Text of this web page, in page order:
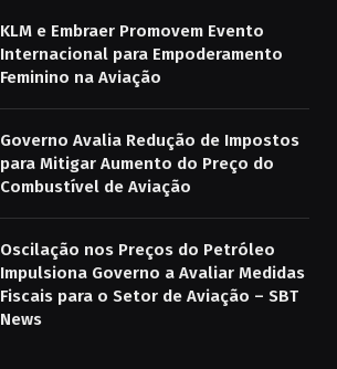
KLM e Embraer Promovem Evento
Internacional para Empoderamento
Feminino na Aviação
Governo Avalia Redução de Impostos
para Mitigar Aumento do Preço do
Combustível de Aviação
Oscilação nos Preços do Petróleo
Impulsiona Governo a Avaliar Medidas
Fiscais para o Setor de Aviação – SBT
News